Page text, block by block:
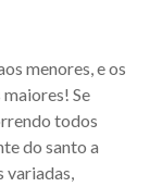
Capítulo 36
Capítulo 37
Capítulo 38
Capítulo 39
Capítulo 4
menores, e os
Se
todos
do santo a
variadas,